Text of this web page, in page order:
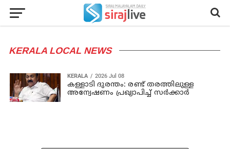
KERALA LOCAL NEWS
KERALA 2026 Jul 08
കള്ളാടി ദുരന്തം: രണ്ട് തരത്തിലുള്ള
അന്വേഷണം പ്രഖ്യാപിച്ച് സര്‍ക്കാര്‍